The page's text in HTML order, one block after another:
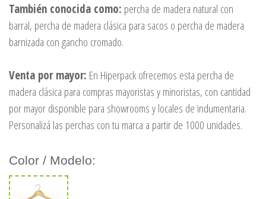
También conocida como: percha de madera natural con
barral, percha de madera clásica para sacos o percha de madera
barnizada con gancho cromado.
Venta por mayor: En Hiperpack ofrecemos esta percha de
madera clásica para compras mayoristas y minoristas, con cantidad
por mayor disponible para showrooms y locales de indumentaria.
Personalizá las perchas con tu marca a partir de 1000 unidades.
Color / Modelo: